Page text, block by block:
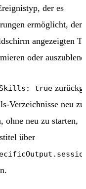
der es
ermöglicht, den
angezeigten
oder
true
Verzeichnisse neu zu
ohne neu zu starten,
über